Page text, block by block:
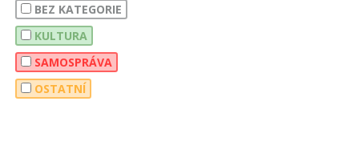
BEZ KATEGORIE
KULTURA
SAMOSPRÁVA
OSTATNÍ